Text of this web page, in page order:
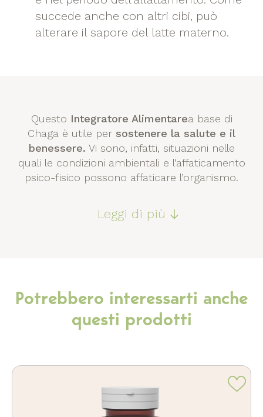
succede anche con altri cibi, può
alterare il sapore del latte materno.
Questo Integratore Alimentarea base di
Chaga è utile per sostenere la salute e il
benessere. Vi sono, infatti, situazioni nelle
quali le condizioni ambientali e l’affaticamento
psico-fisico possono affaticare l’organismo.
Leggi di più
Potrebbero interessarti anche
questi prodotti